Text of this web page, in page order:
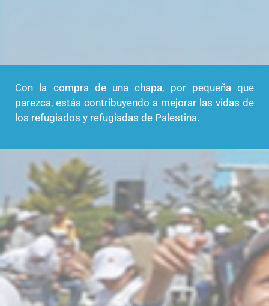
Con la compra de una chapa, por pequeña que
parezca, estás contribuyendo a mejorar las vidas de
los refugiados y refugiadas de Palestina.